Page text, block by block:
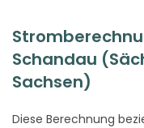
Schandau
Sachsen)
Diese Berechnung